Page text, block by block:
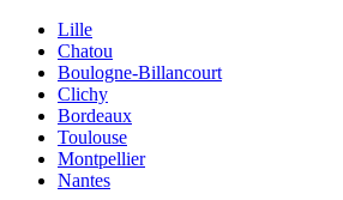
Lille
Chatou
Boulogne-Billancourt
Clichy
Bordeaux
Toulouse
Montpellier
Nantes